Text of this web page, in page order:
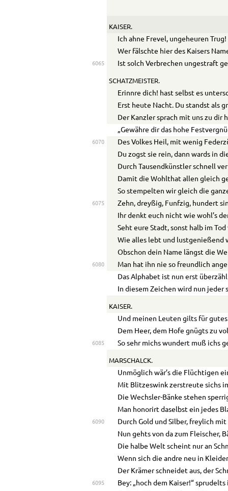
KAISER.
Ich ahne Frevel, ungeheuren Trug!
Wer fälschte hier des Kaisers
6065 Ist solch Verbrechen ungestraft
SCHATZMEISTER.
Erinnre dich! hast selbst es
Erst heute Nacht. Du standst als
Der Kanzler sprach mit uns zu dir
„Gewähre dir das hohe
6070
Des Volkes Heil, mit wenig
Du zogst sie rein, dann wards in
Durch Tausendkünstler schnell
Damit die Wohlthat allen gleich
So stempelten wir gleich die
6075
Zehn, dreyßig, Funfzig, hundert
Ihr denkt euch nicht wie wohl’s
Seht eure Stadt, sonst halb im
Wie alles lebt und lustgenießend
Obschon dein Name längst die
6080
Man hat ihn nie so freundlich
Das Alphabet ist nun erst
In diesem Zeichen wird nun jeder
KAISER.
Und meinen Leuten gilts für gutes
Dem Heer, dem Hofe gnügts zu
6085 So sehr michs wundert muß ichs
MARSCHALCK.
Unmöglich wär’s die Flüchtigen
Mit Blitzeswink zerstreute sichs
Die Wechsler-Bänke stehen
Man honorirt daselbst ein jedes
6090
Durch Gold und Silber, freylich mit
Nun gehts von da zum Fleischer,
Die halbe Welt scheint nur an
Wenn sich die andre neu in
Der Krämer schneidet aus, der
6095
Bey: „hoch dem Kaiser!“